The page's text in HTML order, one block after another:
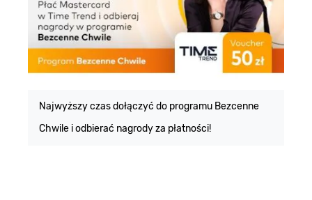
Najwyższy czas dołączyć do programu Bezcenne
Chwile i odbierać nagrody za płatności!